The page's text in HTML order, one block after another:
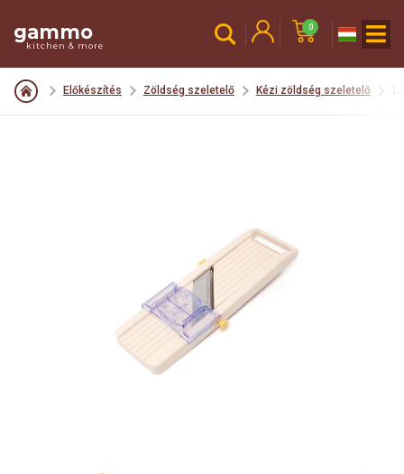
gammo
kitchen & more
0
Előkészítés Zöldség szeletelő Kézi zöldség szeletelő